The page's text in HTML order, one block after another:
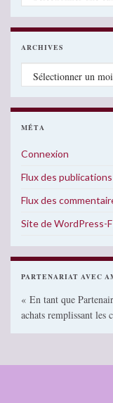
ARCHIVES
Archives
MÉTA
Connexion
Flux des publications
Flux des
Site de WordPress-
PARTENARIAT AVEC
« En tant que
achats remplissant les